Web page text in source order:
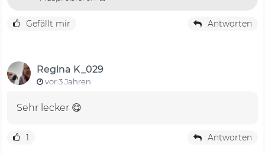
Gefällt mir Antworten
Regina K_029
vor 3 Jahren
Sehr lecker 😋
1 Antworten